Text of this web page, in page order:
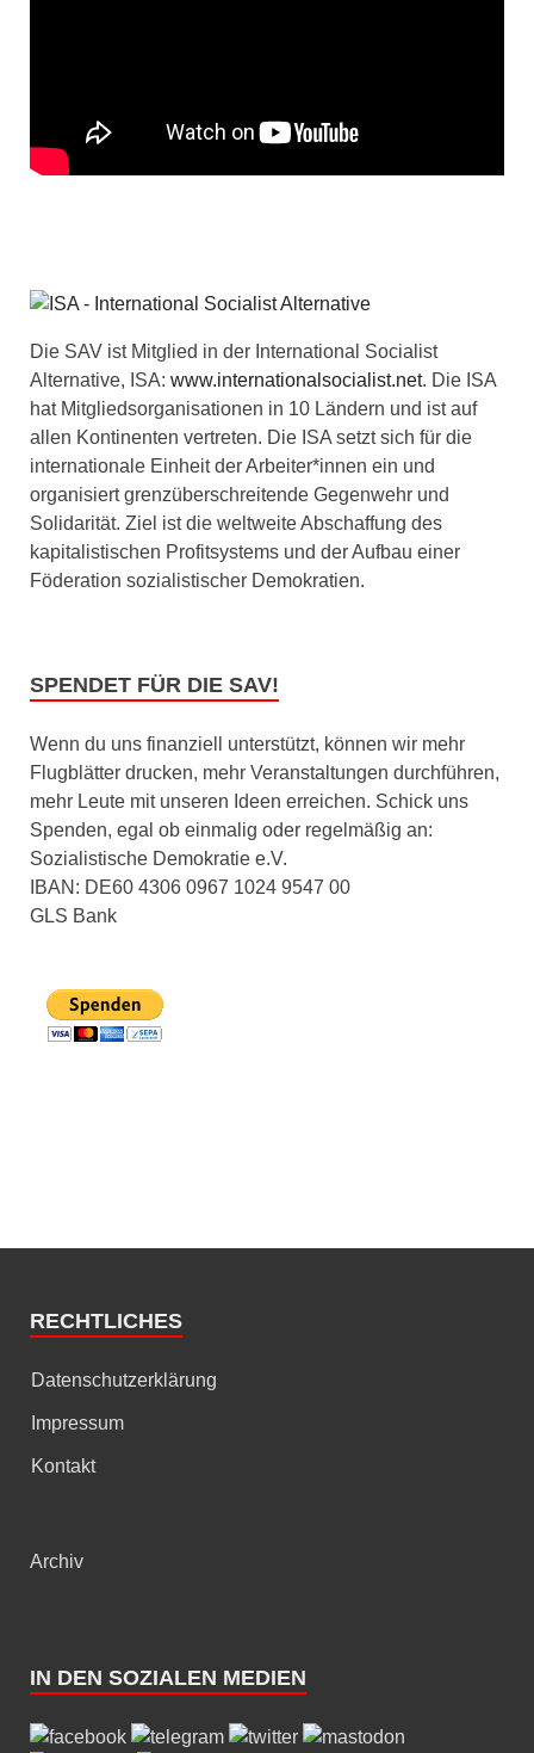
Die SAV ist Mitglied in der International Socialist
Alternative, ISA: www.internationalsocialist.net. Die ISA
hat Mitgliedsorganisationen in 10 Ländern und ist auf
allen Kontinenten vertreten. Die ISA setzt sich für die
internationale Einheit der Arbeiter*innen ein und
organisiert grenzüberschreitende Gegenwehr und
Solidarität. Ziel ist die weltweite Abschaffung des
kapitalistischen Profitsystems und der Aufbau einer
Föderation sozialistischer Demokratien.
SPENDET FÜR DIE SAV!
Wenn du uns finanziell unterstützt, können wir mehr
Flugblätter drucken, mehr Veranstaltungen durchführen,
mehr Leute mit unseren Ideen erreichen. Schick uns
Spenden, egal ob einmalig oder regelmäßig an:
Sozialistische Demokratie e.V.
IBAN: DE60 4306 0967 1024 9547 00
GLS Bank
RECHTLICHES
Datenschutzerklärung
Impressum
Kontakt
Archiv
IN DEN SOZIALEN MEDIEN